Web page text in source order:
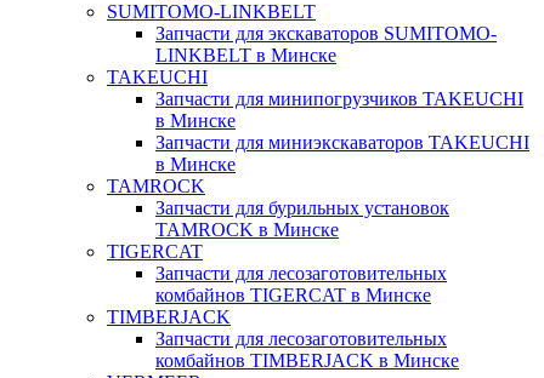
SUMITOMO-LINKBELT
Запчасти для экскаваторов SUMITOMO-
LINKBELT в Минске
TAKEUCHI
Запчасти для минипогрузчиков TAKEUCHI
в Минске
Запчасти для миниэкскаваторов TAKEUCHI
в Минске
TAMROCK
Запчасти для бурильных установок
TAMROCK в Минске
TIGERCAT
Запчасти для лесозаготовительных
комбайнов TIGERCAT в Минске
TIMBERJACK
Запчасти для лесозаготовительных
комбайнов TIMBERJACK в Минске